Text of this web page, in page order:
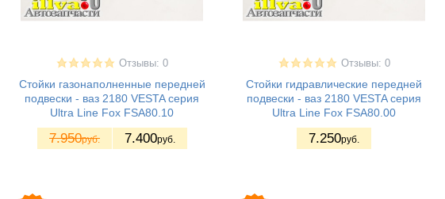
Отзывы: 0
Стойки газонаполненные передней
подвески - ваз 2180 VESTA серия
Ultra Line Fox FSA80.10
7.950руб. 7.400руб.
Отзывы: 0
Стойки гидравлические передней
подвески - ваз 2180 VESTA серия
Ultra Line Fox FSA80.00
7.250руб.